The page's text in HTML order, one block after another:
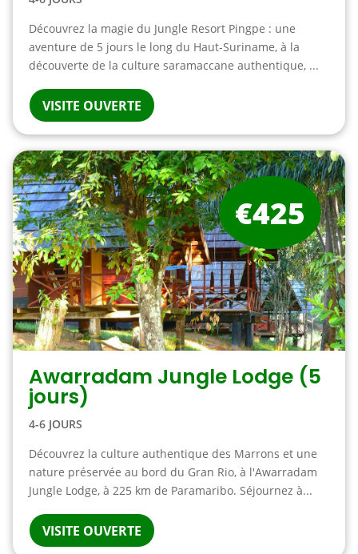
Découvrez la magie du Jungle Resort Pingpe : une
aventure de 5 jours le long du Haut-Suriname, à la
découverte de la culture saramaccane authentique, ...
VISITE OUVERTE
Awarradam Jungle Lodge (5
jours)
4-6 JOURS
Découvrez la culture authentique des Marrons et une
nature préservée au bord du Gran Rio, à l'Awarradam
Jungle Lodge, à 225 km de Paramaribo. Séjournez à...
VISITE OUVERTE
€425